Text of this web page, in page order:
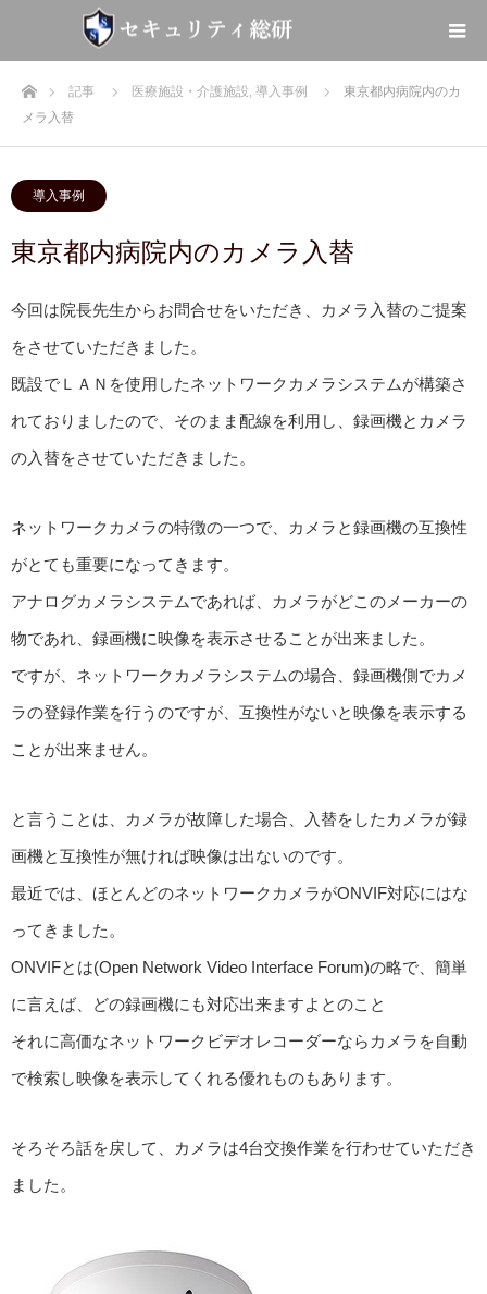
ホーム記事 医療施設・介護施設, 導入事例
東京都内病院内のカ
メラ入替
導入事例
東京都内病院内のカメラ入替
今回は院長先生からお問合せをいただき、カメラ入替のご提案
をさせていただきました。
既設でＬＡＮを使用したネットワークカメラシステムが構築さ
れておりましたので、そのまま配線を利用し、録画機とカメラ
の入替をさせていただきました。
ネットワークカメラの特徴の一つで、カメラと録画機の互換性
がとても重要になってきます。
アナログカメラシステムであれば、カメラがどこのメーカーの
物であれ、録画機に映像を表示させることが出来ました。
ですが、ネットワークカメラシステムの場合、録画機側でカメ
ラの登録作業を行うのですが、互換性がないと映像を表示する
ことが出来ません。
と言うことは、カメラが故障した場合、入替をしたカメラが録
画機と互換性が無ければ映像は出ないのです。
最近では、ほとんどのネットワークカメラがONVIF対応にはな
ってきました。
ONVIFとは(Open Network Video Interface Forum)の略で、簡単
に言えば、どの録画機にも対応出来ますよとのこと
それに高価なネットワークビデオレコーダーならカメラを自動
で検索し映像を表示してくれる優れものもあります。
そろそろ話を戻して、カメラは4台交換作業を行わせていただき
ました。